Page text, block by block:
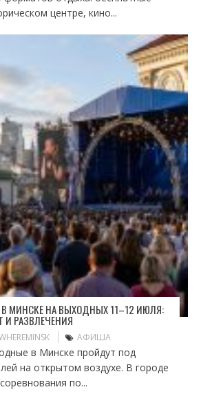
центре, кино...
МИНСКЕ НА ВЫХОДНЫХ 11–12 ИЮЛЯ:
И РАЗВЛЕЧЕНИЯ
АФИША
в Минске пройдут под
на открытом воздухе. В городе
по...